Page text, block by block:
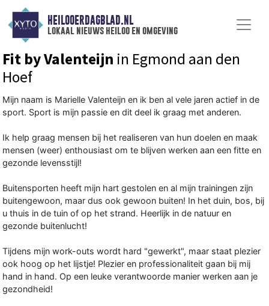
HEILOOERDAGBLAD.NL
lokaal nieuws heiloo en omgeving
Fit by Valenteijn in Egmond aan den
Hoef
Mijn naam is Marielle Valenteijn en ik ben al vele jaren actief in de
sport. Sport is mijn passie en dit deel ik graag met anderen.
Ik help graag mensen bij het realiseren van hun doelen en maak
mensen (weer) enthousiast om te blijven werken aan een fitte en
gezonde levensstijl!
Buitensporten heeft mijn hart gestolen en al mijn trainingen zijn
buitengewoon, maar dus ook gewoon buiten! In het duin, bos, bij
u thuis in de tuin of op het strand. Heerlijk in de natuur en
gezonde buitenlucht!
Tijdens mijn work-outs wordt hard "gewerkt", maar staat plezier
ook hoog op het lijstje! Plezier en professionaliteit gaan bij mij
hand in hand. Op een leuke verantwoorde manier werken aan je
gezondheid!